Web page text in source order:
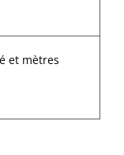
et mètres